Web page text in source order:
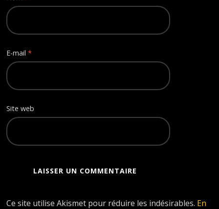
E-mail*
Site web
Ce site utilise Akismet pour réduire les indésirables. En